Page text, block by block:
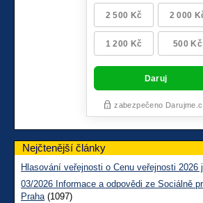
Nejčtenější články
Hlasování veřejnosti o Cenu veřejnosti 2026
03/2026 Informace a odpovědi ze Sociálně
Praha(1097)